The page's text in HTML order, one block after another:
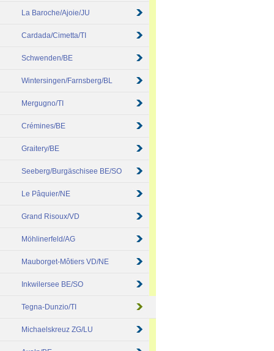
La Baroche/Ajoie/JU
Cardada/Cimetta/TI
Schwenden/BE
Wintersingen/Farnsberg/BL
Mergugno/TI
Crémines/BE
Graitery/BE
Seeberg/Burgäschisee BE/SO
Le Pâquier/NE
Grand Risoux/VD
Möhlinerfeld/AG
Mauborget-Môtiers VD/NE
Inkwilersee BE/SO
Tegna-Dunzio/TI
Michaelskreuz ZG/LU